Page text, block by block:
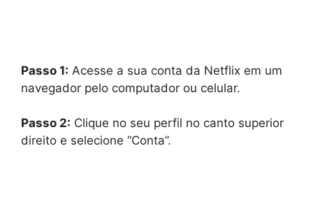
Passo 1: Acesse a sua conta da Netflix em um
navegador pelo computador ou celular.
Passo 2: Clique no seu perfil no canto superior
direito e selecione “Conta”.